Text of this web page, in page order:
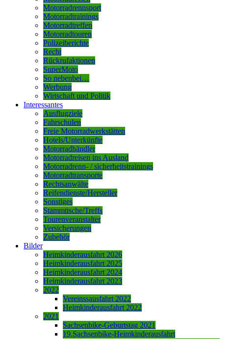
Motorradrennsport
Motorradtrainings
Motorradtreffen
Motorradtouren
Polizeiberichte
Recht
Rückrufaktionen
SuperMoto
So nebenbei…
Werbung
Wirtschaft und Politik
Interessantes
Ausflugziele
Fahrschulen
Freie Motorradwerkstätten
Hotels/Unterkünfte
Motorradhändler
Motorradreisen ins Ausland
Motorradrenn- / sicherheitstrainings
Motorradtransporte
Rechtsanwälte
Reifendienste/Hersteller
Sonstiges
Stammtische/Treffs
Tourenveranstalter
Versicherungen
Zubehör
Bilder
Heimkinderausfahrt 2026
Heimkinderausfahrt 2025
Heimkinderausfahrt 2024
Heimkinderausfahrt 2023
2022
Vereinssausfahrt 2022
Heimkinderausfahrt 2022
2021
Sachsenbike-Geburtstag 2021
19.Sachsenbike-Heimkinderausfahrt